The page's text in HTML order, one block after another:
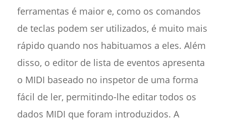
ferramentas é maior e, como os comandos
de teclas podem ser utilizados, é muito mais
rápido quando nos habituamos a eles. Além
disso, o editor de lista de eventos apresenta
o MIDI baseado no inspetor de uma forma
fácil de ler, permitindo-lhe editar todos os
dados MIDI que foram introduzidos. A